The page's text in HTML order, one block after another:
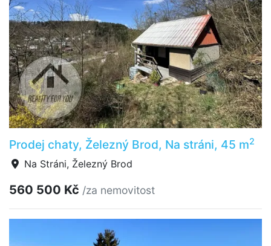
Prodej chaty, Železný Brod, Na stráni, 45 m2
Na Stráni, Železný Brod
560 500 Kč /za nemovitost